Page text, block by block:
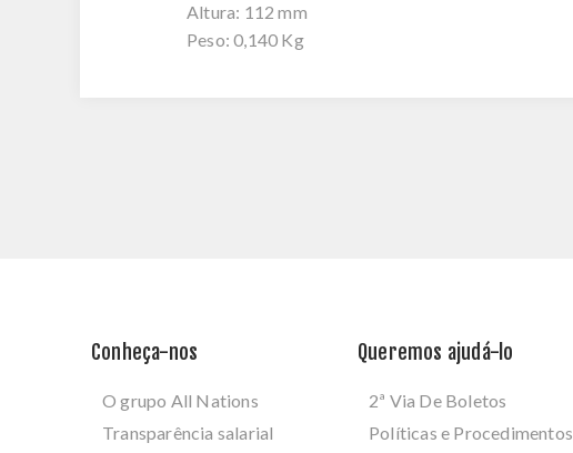
Altura: 112 mm
Peso: 0,140 Kg
Conheça-nos
O grupo All Nations
Transparência salarial
Queremos ajudá-lo
2ª Via De Boletos
Políticas e Procedimentos